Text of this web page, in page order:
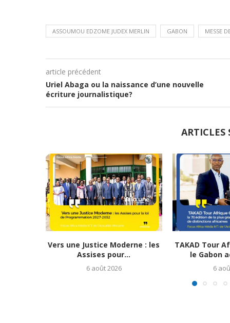
ASSOUMOU EDZOME JUDEX MERLIN GABON MESSE
article précédent
Uriel Abaga ou la naissance d’une nouvelle
écriture journalistique?
ARTICLES
Vers une Justice Moderne : les
Assises pour...
6 août 2026
TAKAD Tour
le Gabon
6